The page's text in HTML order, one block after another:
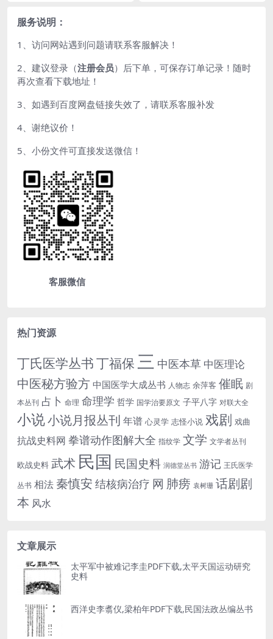
服务说明：
1、访问网站遇到问题请联系客服解决！
2、建议登录（注册会员）后下单，可保存订单记录！随时
再次查看下载地址！
3、如遇到百度网盘链接失效了，请联系客服补发
4、谢绝议价！
5、小份文件可直接发送微信！
客服微信
热门资源
丁氏医学丛书丁福保 三 中医本草 中医理论
中医秘方验方 中国医学大成丛书 人物志 余萍客 催眠 剧
本丛刊 占卜 命理 命理学 哲学 国学治要原文 子平八字 对联大全
小说小说月报丛刊 年谱 心灵学 志怪小说 戏剧 戏曲
抗战史料网 拳谱动作图解大全 指纹学 文学 文学者丛刊
欧战史料 武术 民国 民国史料 润德堂丛书 游记 王氏医学
丛书 相法 秦慎安 结核病治疗 网 肺痨 袁树珊 话剧剧
本 风水
文章展示
太平军中被难记李圭PDF下载,太平天国运动研究
史料
西洋史李翥仪,梁柏年PDF下载,民国法政丛编丛书